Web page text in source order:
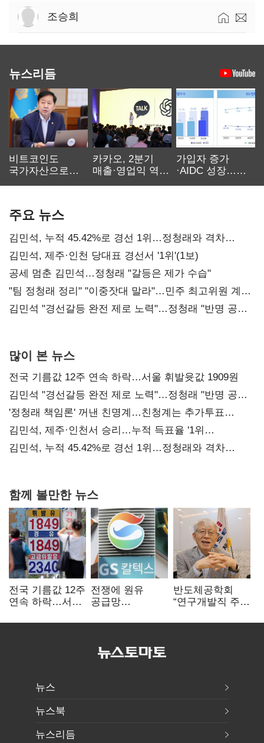
조승희
뉴스리듬
비트코인도
국가자산으로…'
카카오, 2분기
매출·영업익 역대
가입자 증가
·AIDC 성장…
주요 뉴스
김민석, 누적 45.42%로 경선 1위…정청래와 격차
0.86%p(2보)
김민석, 제주·인천 당대표 경선서 '1위'(1보)
공세 멈춘 김민석…정청래 "갈등은 제가 수습"
"팀 정청래 정리" "이중잣대 말라"…민주 최고위원 계파
다툼 격화
김민석 "경선갈등 완전 제로 노력"…정청래 "반명 공세
많이 본 뉴스
전국 기름값 12주 연속 하락…서울 휘발윳값 1909원
김민석 "경선갈등 완전 제로 노력"…정청래 "반명 공세
사과부터"
'정청래 책임론' 꺼낸 친명계…친청계는 추가투표
때리기
김민석, 제주·인천서 승리…누적 득표율 '1위
탈환'(종합)
김민석, 누적 45.42%로 경선 1위…정청래와 격차
함께 볼만한 뉴스
전국 기름값 12주
연속 하락…서울
전쟁에 원유
공급망
정유, 에너지안보
반도체공학회
“연구개발직 주
개선해야”
뉴스
뉴스북
뉴스리듬